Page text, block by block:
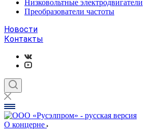
Низковольтные электродвигатели
Преобразователи частоты
Новости
Контакты
О концерне